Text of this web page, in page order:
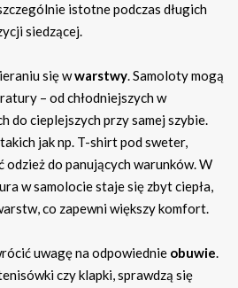
istotne podczas długich
siedzącej.
się wwarstwy. Samoloty mogą
– od chłodniejszych w
do cieplejszych przy samej szybie.
jak np. T-shirt pod sweter,
odzież do panujących warunków. W
w samolocie staje się zbyt ciepła,
co zapewni większy komfort.
uwagę na odpowiednie obuwie.
czy klapki, sprawdzą się